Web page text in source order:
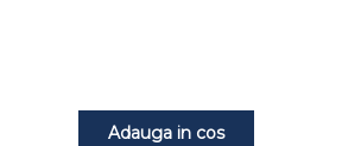
Adauga in cos